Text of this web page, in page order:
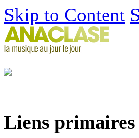
Skip to Content
Liens primaires